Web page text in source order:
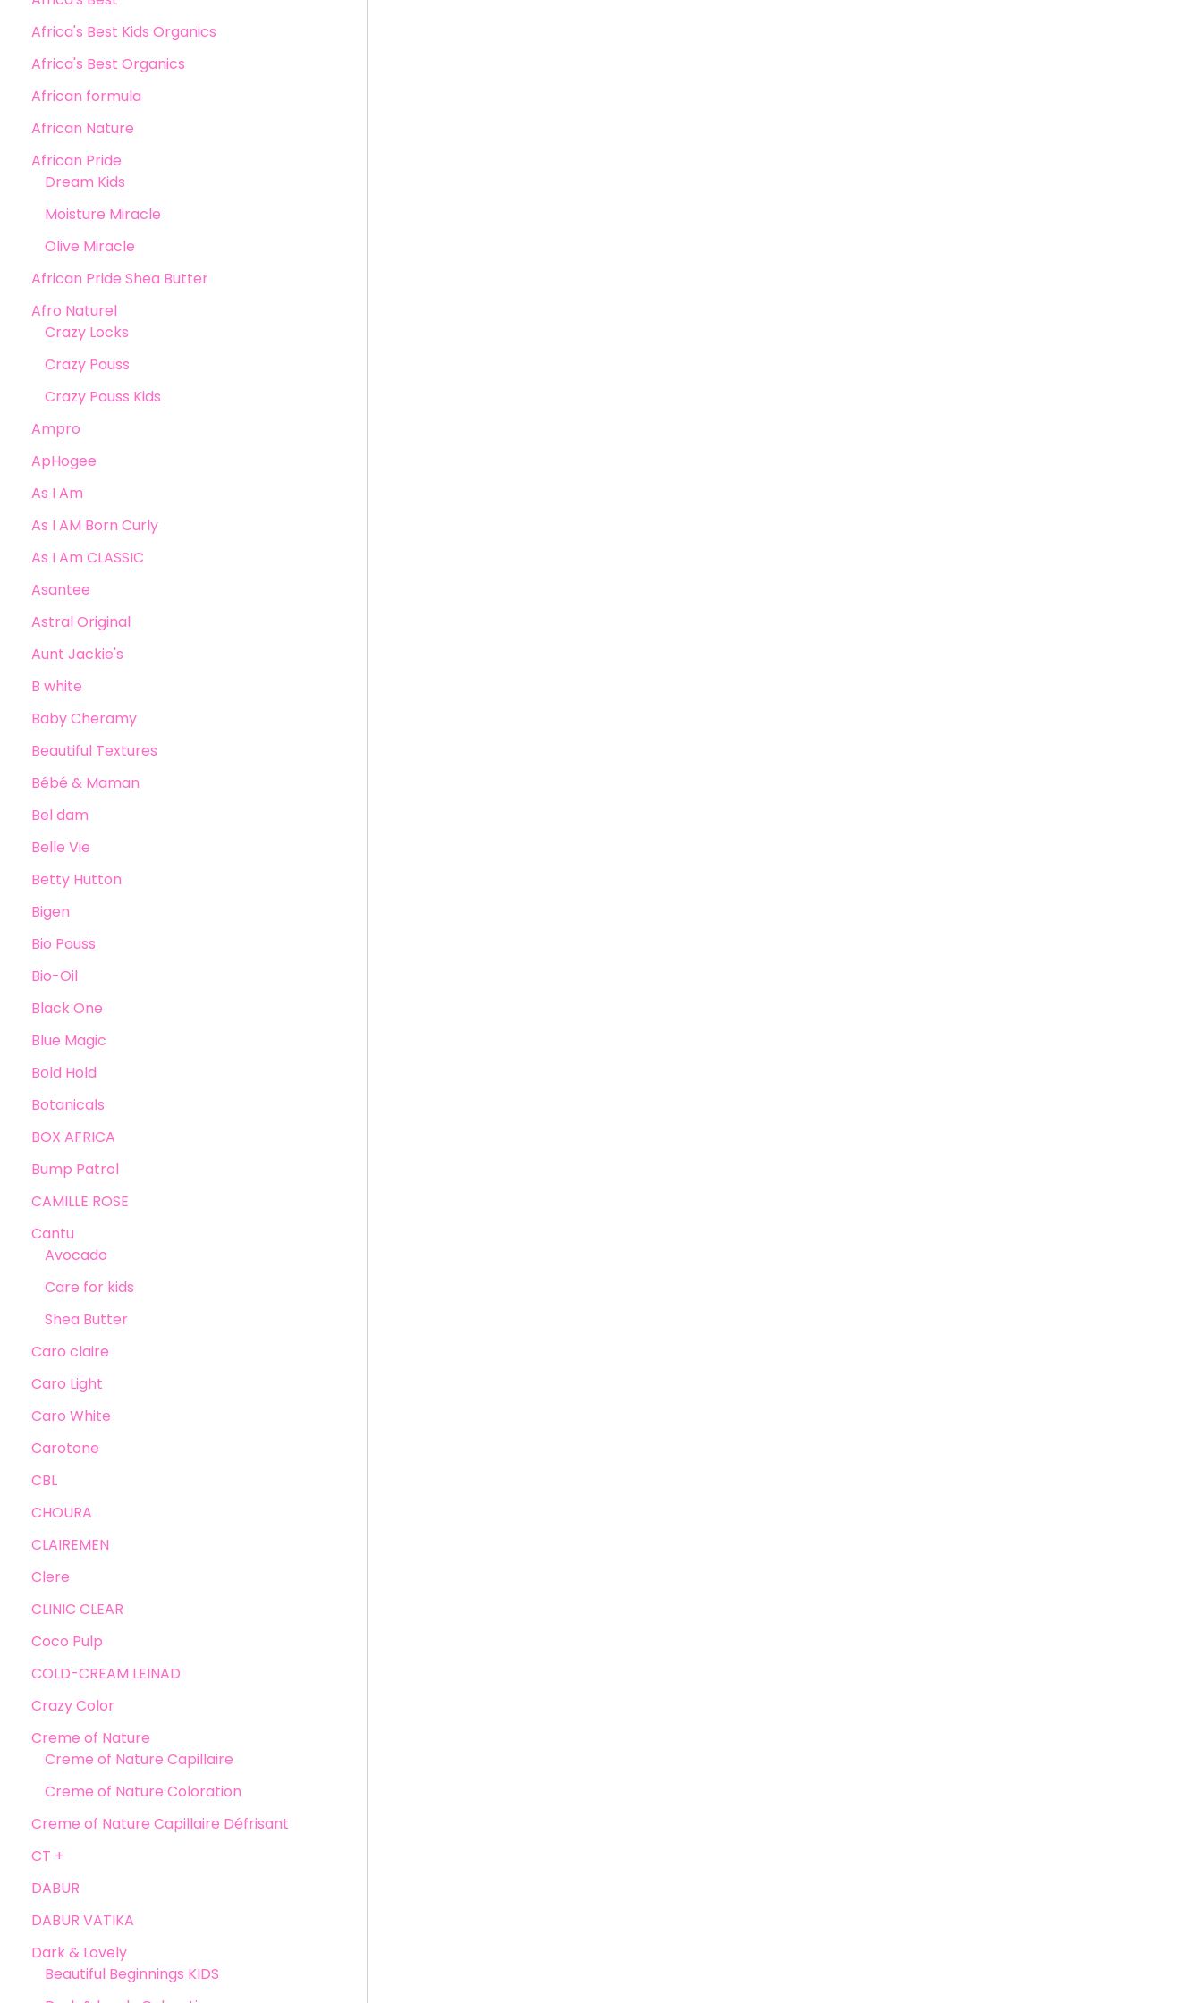
Africa's Best Kids Organics
Africa's Best Organics
African formula
African Nature
African Pride
Dream Kids
Moisture Miracle
Olive Miracle
African Pride Shea Butter
Afro Naturel
Crazy Locks
Crazy Pouss
Crazy Pouss Kids
Ampro
ApHogee
As I Am
As I AM Born Curly
As I Am CLASSIC
Asantee
Astral Original
Aunt Jackie's
B white
Baby Cheramy
Beautiful Textures
Bébé & Maman
Bel dam
Belle Vie
Betty Hutton
Bigen
Bio Pouss
Bio-Oil
Black One
Blue Magic
Bold Hold
Botanicals
BOX AFRICA
Bump Patrol
CAMILLE ROSE
Cantu
Avocado
Care for kids
Shea Butter
Caro claire
Caro Light
Caro White
Carotone
CBL
CHOURA
CLAIREMEN
Clere
CLINIC CLEAR
Coco Pulp
COLD-CREAM LEINAD
Crazy Color
Creme of Nature
Creme of Nature Capillaire
Creme of Nature Coloration
Creme of Nature Capillaire Défrisant
CT +
DABUR
DABUR VATIKA
Dark & Lovely
Beautiful Beginnings KIDS